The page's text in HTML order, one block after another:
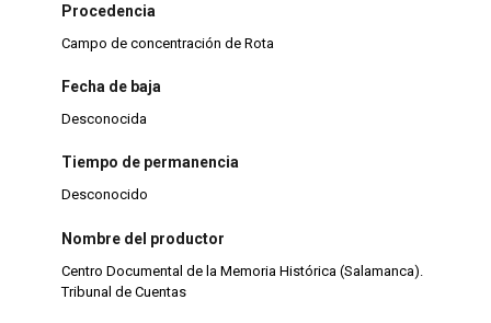
Procedencia
Campo de concentración de Rota
Fecha de baja
Desconocida
Tiempo de permanencia
Desconocido
Nombre del productor
Centro Documental de la Memoria Histórica (Salamanca).
Tribunal de Cuentas